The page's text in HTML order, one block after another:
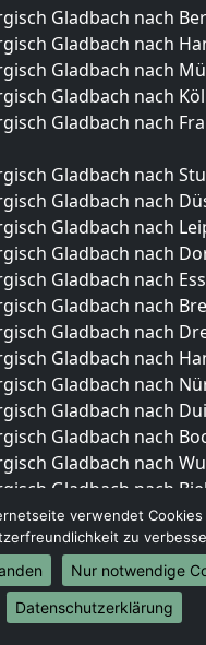
Gladbach nach
Gladbach nach
Gladbach nach
Gladbach nach
Gladbach nach
Gladbach nach
Gladbach nach
Gladbach nach
Gladbach nach
Gladbach nach
Gladbach nach
Gladbach nach
Gladbach nach
Gladbach nach
Gladbach nach
Gladbach nach
Gladbach nach
Gladbach nach
Gladbach nach
Gladbach nach
Umzüge
Gladbach nach
verwendet Cookies
zu
Nur notwendige
Datenschutzerklärung